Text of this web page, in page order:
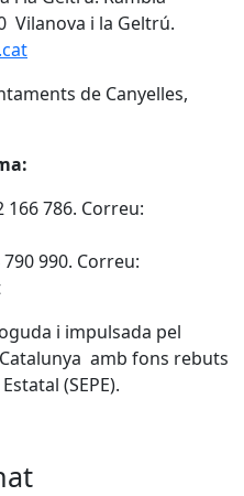
Vilanova i la Geltrú.
de Canyelles,
166 786. Correu:
990. Correu:
i impulsada pel
amb fons rebuts
(SEPE).